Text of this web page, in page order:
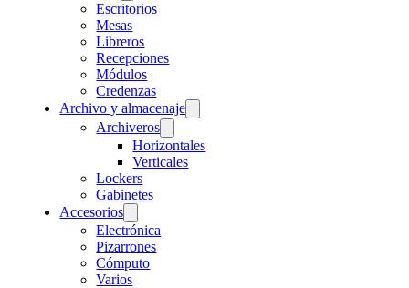
Escritorios
Mesas
Libreros
Recepciones
Módulos
Credenzas
Archivo y almacenaje
Archiveros
Horizontales
Verticales
Lockers
Gabinetes
Accesorios
Electrónica
Pizarrones
Cómputo
Varios